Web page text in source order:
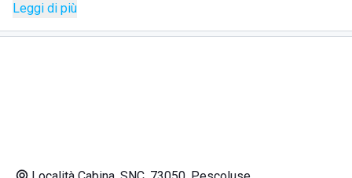
captivates visitors with its golden sandy beach and crystal-
clear sea with deep blue hues. Calòma Beach offers
Leggi di più